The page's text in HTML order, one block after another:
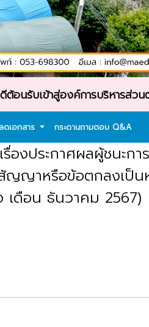
ข้าสู่องค์การบริหารส่วนตำบล
ดเอกสาร กระดานถามตอบ Q&A
องประกาศผลผู้ชนะกา
สัญญาหรือข้อตกลงเป็
เดือน ธันวาคม 2567)